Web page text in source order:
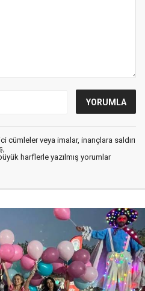
cümleler veya imalar, inançlara saldırı
harflerle yazılmış yorumlar